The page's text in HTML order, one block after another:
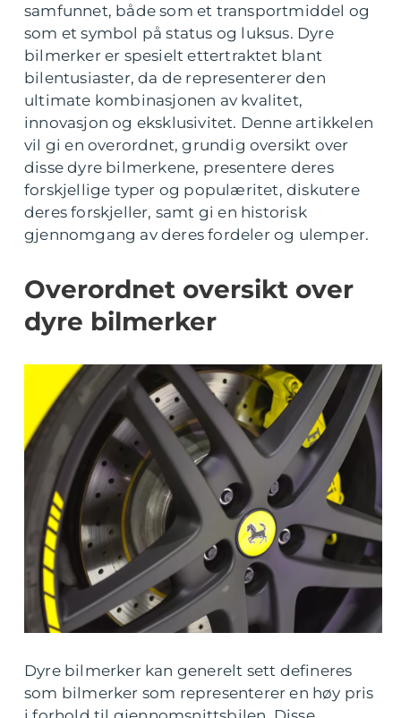
samfunnet, både som et transportmiddel og
som et symbol på status og luksus. Dyre
bilmerker er spesielt ettertraktet blant
bilentusiaster, da de representerer den
ultimate kombinasjonen av kvalitet,
innovasjon og eksklusivitet. Denne artikkelen
vil gi en overordnet, grundig oversikt over
disse dyre bilmerkene, presentere deres
forskjellige typer og populæritet, diskutere
deres forskjeller, samt gi en historisk
gjennomgang av deres fordeler og ulemper.
Overordnet oversikt over
dyre bilmerker
Dyre bilmerker kan generelt sett defineres
som bilmerker som representerer en høy pris